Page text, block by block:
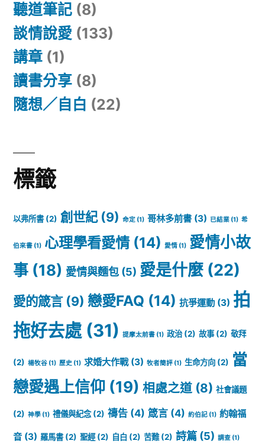
聽道筆記 (8)
談情說愛 (133)
講章 (1)
讀書分享 (8)
隨想／自白 (22)
標籤
以弗所書(2) 創世紀(9) 命定 (1) 哥林多前書 (3) 已結業 (1) 希
伯來書 (1) 心理學看愛情(14) 愛情 (1) 愛情小故
事 (18) 愛情與麵包 (5) 愛是什麼 (22)
愛的箴言(9) 戀愛FAQ (14) 抗爭運動 (3) 拍
拖好去處(31) 提摩太前書 (1) 政治(2) 故事(2) 敬拜
(2) 楊牧谷 (1) 歷史 (1) 求婚大作戰(3) 牧者簡評 (1) 生命方向 (2) 當
戀愛遇上信仰 (19) 相處之道 (8) 社會議題
(2) 神學 (1) 禮儀與紀念(2) 禱告 (4) 箴言 (4) 約伯記 (1) 約翰福
音 (3) 羅馬書(2) 聖經(2) 自白 (2) 苦難(2) 詩篇 (5) 調查 (1)